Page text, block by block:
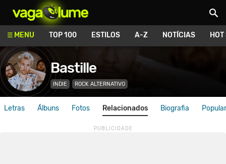
MENU TOP 100 ESTILOS A-Z NOTÍCIAS
Bastille
INDIE ROCK ALTERNATIVO
Letras Álbuns Fotos Relacionados Biografia